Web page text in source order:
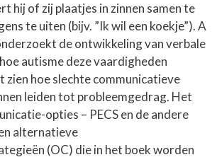
hij of zij plaatjes in zinnen samen te
te uiten (bijv. ”Ik wil een koekje”). A
de ontwikkeling van verbale
autisme deze vaardigheden
zien hoe slechte communicatieve
leiden tot probleemgedrag. Het
opties – PECS en de andere
alternatieve
(OC) die in het boek worden